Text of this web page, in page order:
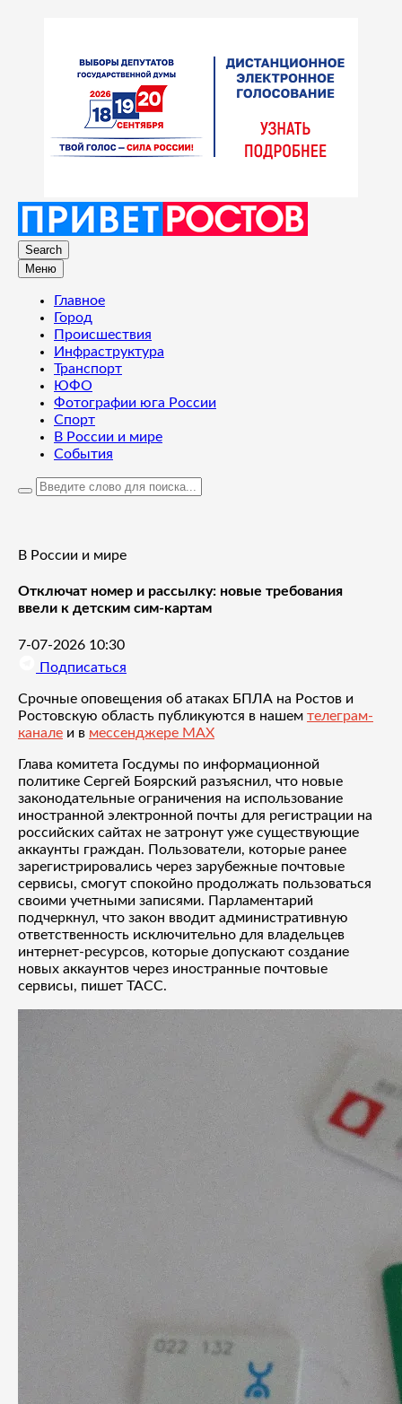
Search
Меню
Главное
Город
Происшествия
Инфраструктура
Транспорт
ЮФО
Фотографии юга России
Спорт
В России и мире
События
В России и мире
Отключат номер и рассылку: новые требования
ввели к детским сим-картам
7-07-2026 10:30
Подписаться
Срочные оповещения об атаках БПЛА на Ростов и
Ростовскую область публикуются в нашем телеграм-
канале и в мессенджере MAX
Глава комитета Госдумы по информационной
политике Сергей Боярский разъяснил, что новые
законодательные ограничения на использование
иностранной электронной почты для регистрации на
российских сайтах не затронут уже существующие
аккаунты граждан. Пользователи, которые ранее
зарегистрировались через зарубежные почтовые
сервисы, смогут спокойно продолжать пользоваться
своими учетными записями. Парламентарий
подчеркнул, что закон вводит административную
ответственность исключительно для владельцев
интернет-ресурсов, которые допускают создание
новых аккаунтов через иностранные почтовые
сервисы, пишет ТАСС.